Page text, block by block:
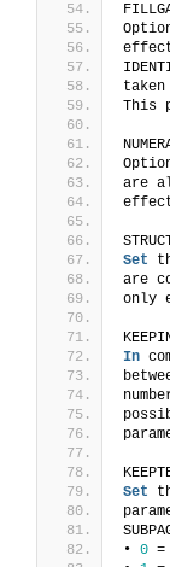
taken
This
are
Set
are
only
In
Set
• 0 =